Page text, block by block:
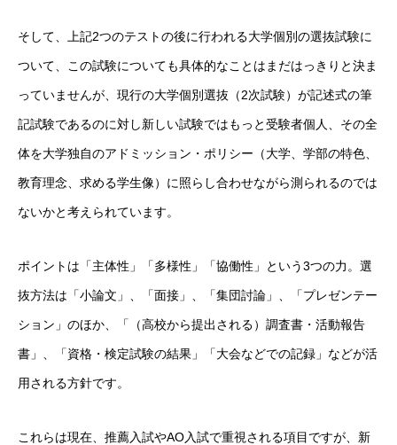
そして、上記2つのテストの後に行われる大学個別の選抜試験に
ついて、この試験についても具体的なことはまだはっきりと決ま
っていませんが、現行の大学個別選抜（2次試験）が記述式の筆
記試験であるのに対し新しい試験ではもっと受験者個人、その全
体を大学独自のアドミッション・ポリシー（大学、学部の特色、
教育理念、求める学生像）に照らし合わせながら測られるのでは
ないかと考えられています。
ポイントは「主体性」「多様性」「協働性」という3つの力。選
抜方法は「小論文」、「面接」、「集団討論」、「プレゼンテー
ション」のほか、「（高校から提出される）調査書・活動報告
書」、「資格・検定試験の結果」「大会などでの記録」などが活
用される方針です。
これらは現在、推薦入試やAO入試で重視される項目ですが、新